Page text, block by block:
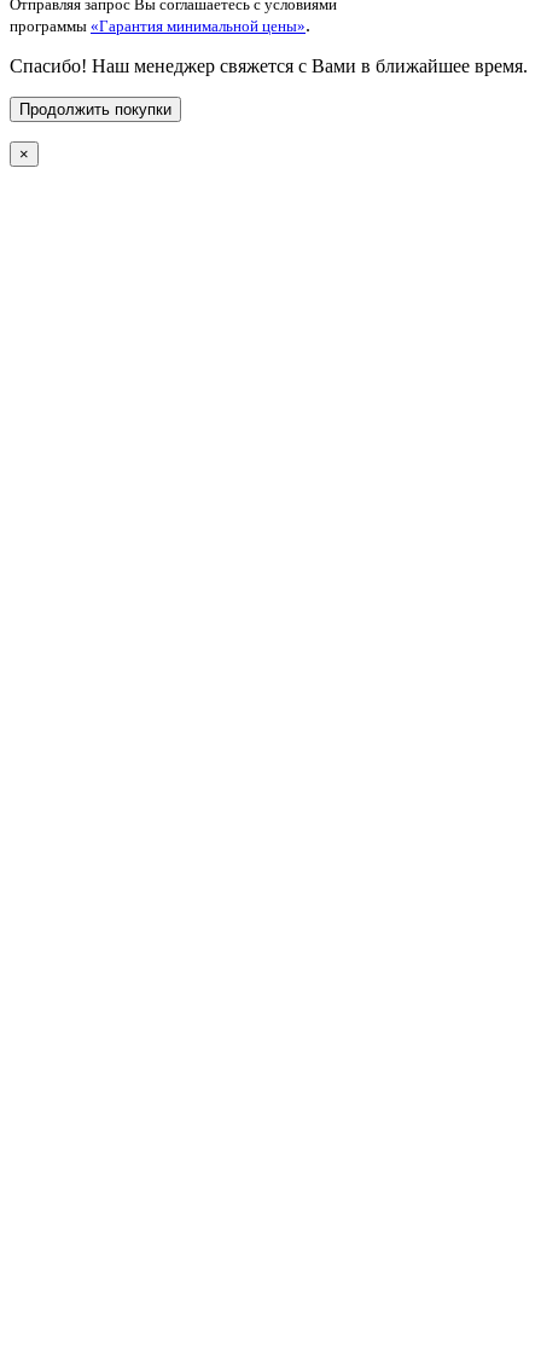
Отправляя запрос Вы соглашаетесь с условиями
программы «Гарантия минимальной цены».
Спасибо! Наш менеджер свяжется с Вами в ближайшее время.
Продолжить покупки
×